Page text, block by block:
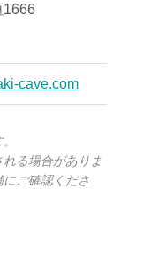
1666
cave.com
る場合がありま
ご確認くださ